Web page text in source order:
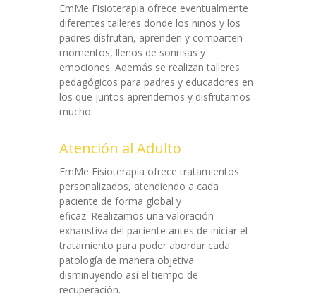
EmMe Fisioterapia ofrece eventualmente
diferentes talleres donde los niños y los
padres disfrutan, aprenden y comparten
momentos, llenos de sonrisas y
emociones. Además se realizan talleres
pedagógicos para padres y educadores en
los que juntos aprendemos y disfrutamos
mucho.
Atención al Adulto
EmMe Fisioterapia ofrece tratamientos
personalizados, atendiendo a cada
paciente de forma global y
eficaz. Realizamos una valoración
exhaustiva del paciente antes de iniciar el
tratamiento para poder abordar cada
patología de manera objetiva
disminuyendo así el tiempo de
recuperación.